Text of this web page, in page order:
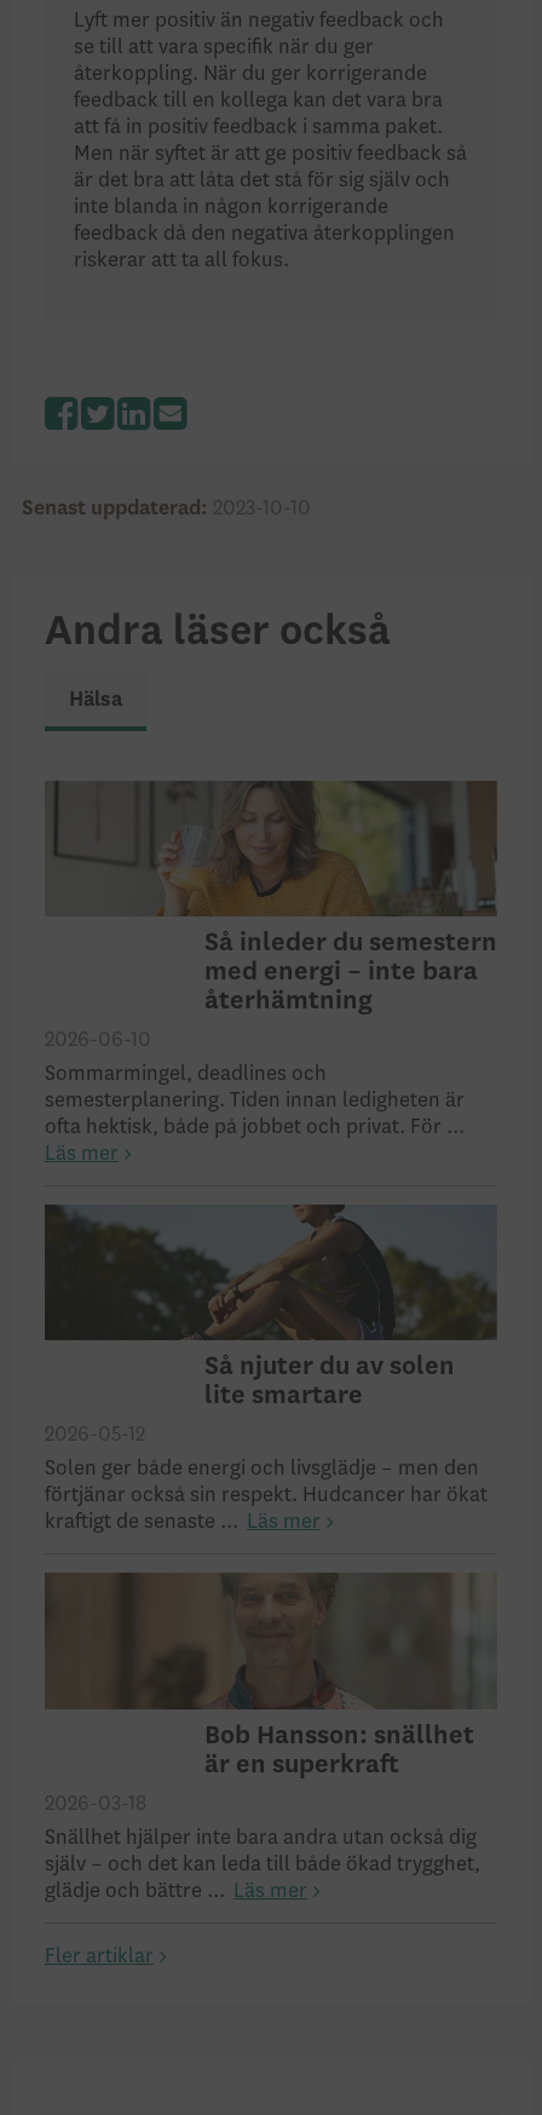
Lyft mer positiv än negativ feedback och
se till att vara specifik när du ger
återkoppling. När du ger korrigerande
feedback till en kollega kan det vara bra
att få in positiv feedback i samma paket.
Men när syftet är att ge positiv feedback så
är det bra att låta det stå för sig själv och
inte blanda in någon korrigerande
feedback då den negativa återkopplingen
riskerar att ta all fokus.
Senast uppdaterad: 2023-10-10
Andra läser också
Hälsa
Så inleder du semestern
med energi – inte bara
återhämtning
2026-06-10
Sommarmingel, deadlines och
semesterplanering. Tiden innan ledigheten är
ofta hektisk, både på jobbet och privat. För ...
Läs mer
Så njuter du av solen
lite smartare
2026-05-12
Solen ger både energi och livsglädje – men den
förtjänar också sin respekt. Hudcancer har ökat
kraftigt de senaste ...
Läs mer
Bob Hansson: snällhet
är en superkraft
2026-03-18
Snällhet hjälper inte bara andra utan också dig
själv – och det kan leda till både ökad trygghet,
glädje och bättre ...
Läs mer
Fler artiklar